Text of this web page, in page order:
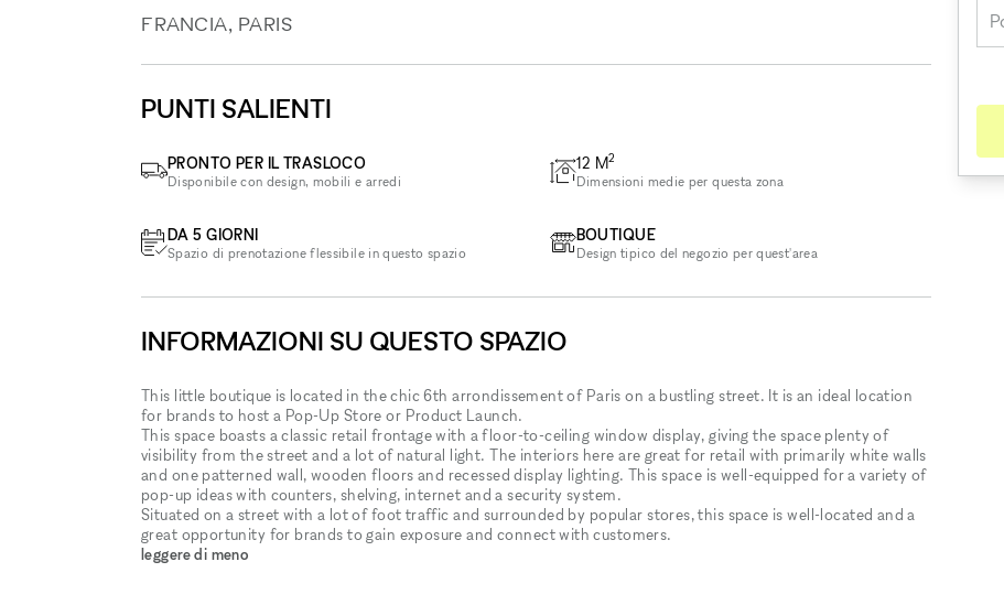
FRANCIA, PARIS
PUNTI SALIENTI
PRONTO PER IL TRASLOCO
Disponibile con design, mobili e arredi
DA 5 GIORNI
Spazio di prenotazione flessibile in questo spazio
12 M2
Dimensioni medie per questa zona
BOUTIQUE
Design tipico del negozio per quest'area
INFORMAZIONI SU QUESTO SPAZIO
This little boutique is located in the chic 6th arrondissement of Paris on a bustling street. It is an ideal location
for brands to host a Pop-Up Store or Product Launch.
This space boasts a classic retail frontage with a floor-to-ceiling window display, giving the space plenty of
visibility from the street and a lot of natural light. The interiors here are great for retail with primarily white walls
and one patterned wall, wooden floors and recessed display lighting. This space is well-equipped for a variety of
pop-up ideas with counters, shelving, internet and a security system.
Situated on a street with a lot of foot traffic and surrounded by popular stores, this space is well-located and a
great opportunity for brands to gain exposure and connect with customers.
leggere di meno